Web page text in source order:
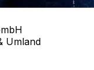
Umland